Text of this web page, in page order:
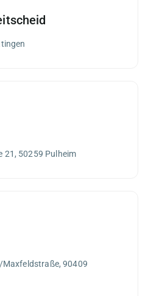
21, 50259 Pulheim
Maxfeldstraße, 90409